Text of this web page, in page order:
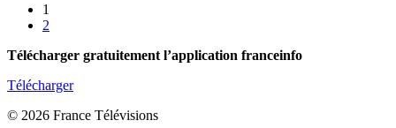
1
2
Télécharger gratuitement l’application franceinfo
Télécharger
© 2026 France Télévisions